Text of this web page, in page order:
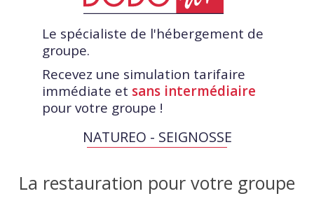
Le spécialiste de l'hébergement de
groupe.
Recevez une simulation tarifaire
immédiate et sans intermédiaire
pour votre groupe !
NATUREO - SEIGNOSSE
La restauration pour votre groupe